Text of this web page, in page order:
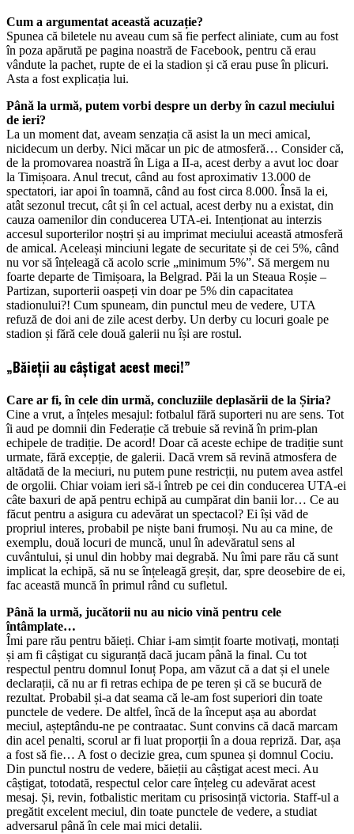
Cum a argumentat această acuzație?
Spunea că biletele nu aveau cum să fie perfect aliniate, cum au fost
în poza apărută pe pagina noastră de Facebook, pentru că erau
vândute la pachet, rupte de ei la stadion și că erau puse în plicuri.
Asta a fost explicația lui.
Până la urmă, putem vorbi despre un derby în cazul meciului
de ieri?
La un moment dat, aveam senzația că asist la un meci amical,
nicidecum un derby. Nici măcar un pic de atmosferă… Consider că,
de la promovarea noastră în Liga a II-a, acest derby a avut loc doar
la Timișoara. Anul trecut, când au fost aproximativ 13.000 de
spectatori, iar apoi în toamnă, când au fost circa 8.000. Însă la ei,
atât sezonul trecut, cât și în cel actual, acest derby nu a existat, din
cauza oamenilor din conducerea UTA-ei. Intenționat au interzis
accesul suporterilor noștri și au imprimat meciului această atmosferă
de amical. Aceleași minciuni legate de securitate și de cei 5%, când
nu vor să înțeleagă că acolo scrie „minimum 5%”. Să mergem nu
foarte departe de Timișoara, la Belgrad. Păi la un Steaua Roșie –
Partizan, suporterii oaspeți vin doar pe 5% din capacitatea
stadionului?! Cum spuneam, din punctul meu de vedere, UTA
refuză de doi ani de zile acest derby. Un derby cu locuri goale pe
stadion și fără cele două galerii nu își are rostul.
„Băieții au câștigat acest meci!”
Care ar fi, în cele din urmă, concluziile deplasării de la Șiria?
Cine a vrut, a înțeles mesajul: fotbalul fără suporteri nu are sens. Tot
îi aud pe domnii din Federație că trebuie să revină în prim-plan
echipele de tradiție. De acord! Doar că aceste echipe de tradiție sunt
urmate, fără excepție, de galerii. Dacă vrem să revină atmosfera de
altădată de la meciuri, nu putem pune restricții, nu putem avea astfel
de orgolii. Chiar voiam ieri să-i întreb pe cei din conducerea UTA-ei
câte baxuri de apă pentru echipă au cumpărat din banii lor… Ce au
făcut pentru a asigura cu adevărat un spectacol? Ei își văd de
propriul interes, probabil pe niște bani frumoși. Nu au ca mine, de
exemplu, două locuri de muncă, unul în adevăratul sens al
cuvântului, și unul din hobby mai degrabă. Nu îmi pare rău că sunt
implicat la echipă, să nu se înțeleagă greșit, dar, spre deosebire de ei,
fac această muncă în primul rând cu sufletul.
Până la urmă, jucătorii nu au nicio vină pentru cele
întâmplate…
Îmi pare rău pentru băieți. Chiar i-am simțit foarte motivați, montați
și am fi câștigat cu siguranță dacă jucam până la final. Cu tot
respectul pentru domnul Ionuț Popa, am văzut că a dat și el unele
declarații, că nu ar fi retras echipa de pe teren și că se bucură de
rezultat. Probabil și-a dat seama că le-am fost superiori din toate
punctele de vedere. De altfel, încă de la început așa au abordat
meciul, așteptându-ne pe contraatac. Sunt convins că dacă marcam
din acel penalti, scorul ar fi luat proporții în a doua repriză. Dar, așa
a fost să fie… A fost o decizie grea, cum spunea și domnul Cociu.
Din punctul nostru de vedere, băieții au câștigat acest meci. Au
câștigat, totodată, respectul celor care înțeleg cu adevărat acest
mesaj. Și, revin, fotbalistic meritam cu prisosință victoria. Staff-ul a
pregătit excelent meciul, din toate punctele de vedere, a studiat
adversarul până în cele mai mici detalii.